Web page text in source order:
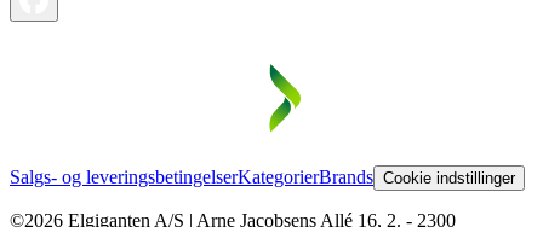
Salgs- og leveringsbetingelserKategorierBrands Cookie indstillinger
©2026 Elgiganten A/S | Arne Jacobsens Allé 16, 2. - 2300